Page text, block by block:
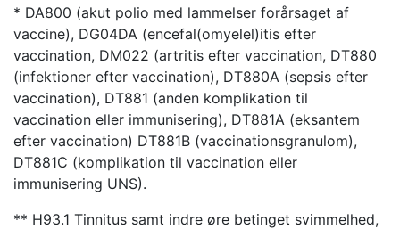
* DA800 (akut polio med lammelser forårsaget af
vaccine), DG04DA (encefal(omyelel)itis efter
vaccination, DM022 (artritis efter vaccination, DT880
(infektioner efter vaccination), DT880A (sepsis efter
vaccination), DT881 (anden komplikation til
vaccination eller immunisering), DT881A (eksantem
efter vaccination) DT881B (vaccinationsgranulom),
DT881C (komplikation til vaccination eller
immunisering UNS).
** H93.1 Tinnitus samt indre øre betinget svimmelhed,